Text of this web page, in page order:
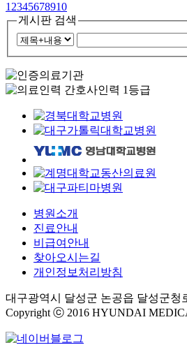
1 2345678910
게시판 검색
병원소개
진료안내
비급여안내
찾아오시는길
개인정보처리방침
대구광역시 달성군 논공읍 달성군
Copyright ⓒ 2016 HYUNDAI